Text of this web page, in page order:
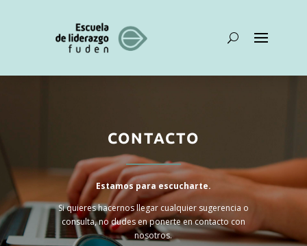
CONTACTO
Estamos para escucharte.
Si quieres hacernos llegar cualquier sugerencia o
consulta, no dudes en ponerte en contacto con
nosotros.